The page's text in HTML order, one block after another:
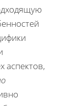
аспектов,